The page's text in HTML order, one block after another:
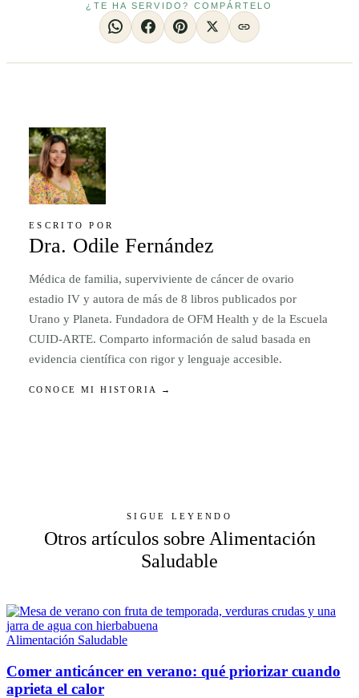
¿TE HA SERVIDO? COMPÁRTELO
ESCRITO POR
Dra. Odile Fernández
Médica de familia, superviviente de cáncer de ovario
estadio IV y autora de más de 8 libros publicados por
Urano y Planeta. Fundadora de OFM Health y de la Escuela
CUID-ARTE. Comparto información de salud basada en
evidencia científica con rigor y lenguaje accesible.
CONOCE MI HISTORIA →
SIGUE LEYENDO
Otros artículos sobre Alimentación
Saludable
Alimentación Saludable
Comer anticáncer en verano: qué priorizar cuando
aprieta el calor